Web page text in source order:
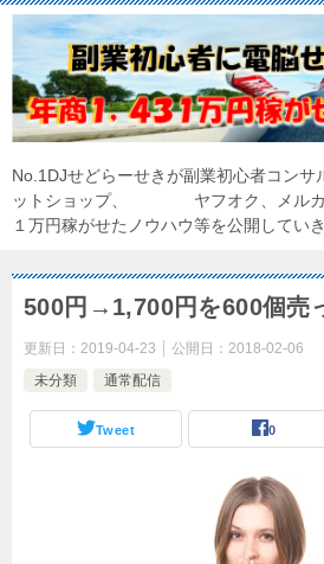
No.1DJせどらーせきが副業初心者コンサ
ットショップ、 ヤフオク、メルカ
１万円稼がせたノウハウ等を公開してい
500円→1,700円を600個売
更新日： 2019-04-23 公開日： 2018-02-06
未分類
通常配信
Tweet 0